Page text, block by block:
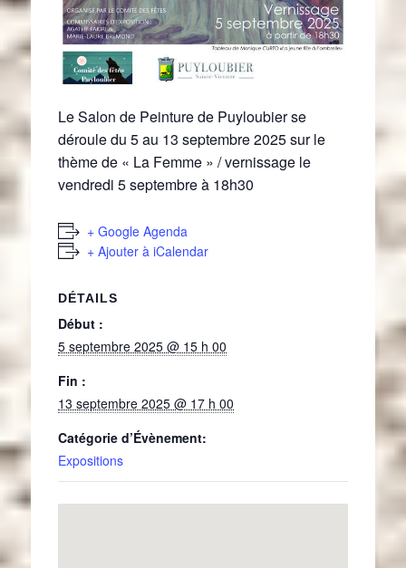
Le Salon de Peinture de Puyloubier se
déroule du 5 au 13 septembre 2025 sur le
thème de « La Femme » / vernissage le
vendredi 5 septembre à 18h30
+ Google Agenda
+ Ajouter à iCalendar
DÉTAILS
Début :
5 septembre 2025 @ 15 h 00
Fin :
13 septembre 2025 @ 17 h 00
Catégorie d’Évènement:
Expositions